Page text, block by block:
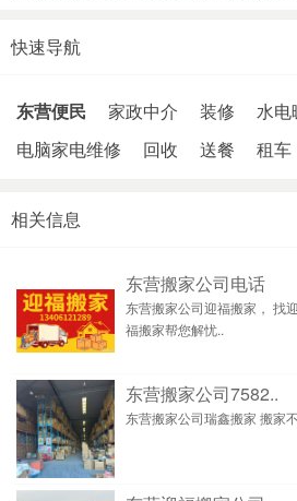
快速导航
东营便民 家政中介 装修 水电
电脑家电维修
回收 送餐 租车
相关信息
东营搬家公司电话
东营搬家公司迎福搬家， 找
福搬家帮您解忧..
东营搬家公司7582..
东营搬家公司瑞鑫搬家 搬家